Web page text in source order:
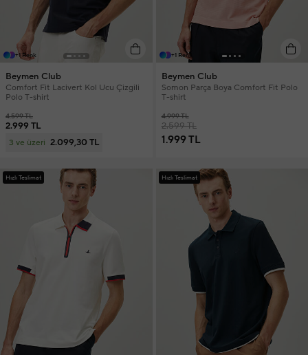
+1 Renk
Beymen Club
Comfort Fit Lacivert Kol Ucu Çizgili
Polo T-shirt
4.599 TL
2.999 TL
3 ve üzeri 2.099,30 TL
+1 Renk
Beymen Club
Somon Parça Boya Comfort Fit Polo
T-shirt
4.999 TL
2.599 TL
1.999 TL
Hızlı Teslimat Hızlı Teslimat